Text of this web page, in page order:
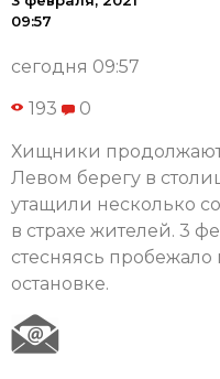
09:57
сегодня 09:57
193 0
Хищники продолжают
Левом берегу в
утащили несколько
в страхе жителей. 3
стесняясь
остановке.